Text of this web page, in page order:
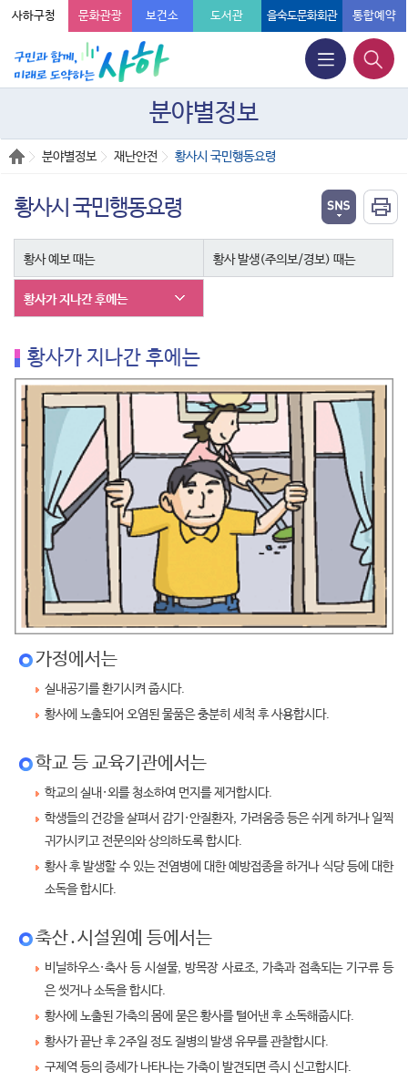
사하구청 문화관광 보건소 도서관 을숙도문화회관 통합예약
분야별정보
분야별정보 재난안전 황사시 국민행동요령
황사시 국민행동요령
황사 예보 때는 황사 발생(주의보/경보) 때는
황사가 지나간 후에는
황사가 지나간 후에는
가정에서는
실내공기를 환기시켜 줍시다.
황사에 노출되어 오염된 물품은 충분히 세척 후 사용합시다.
학교 등 교육기관에서는
학교의 실내·외를 청소하여 먼지를 제거합시다.
학생들의 건강을 살펴서 감기·안질환자, 가려움증 등은 쉬게 하거나 일찍
귀가시키고 전문의와 상의하도록 합시다.
황사 후 발생할 수 있는 전염병에 대한 예방접종을 하거나 식당 등에 대한
소독을 합시다.
축산․시설원예 등에서는
비닐하우스·축사 등 시설물, 방목장 사료조, 가축과 접촉되는 기구류 등
은 씻거나 소독을 합시다.
황사에 노출된 가축의 몸에 묻은 황사를 털어낸 후 소독해줍시다.
황사가 끝난 후 2주일 정도 질병의 발생 유무를 관찰합시다.
구제역 등의 증세가 나타나는 가축이 발견되면 즉시 신고합시다.